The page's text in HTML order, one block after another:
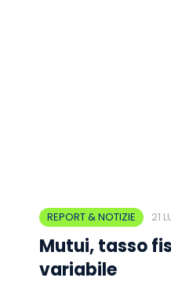
REPORT & NOTIZIE 21
Mutui, tasso
variabile